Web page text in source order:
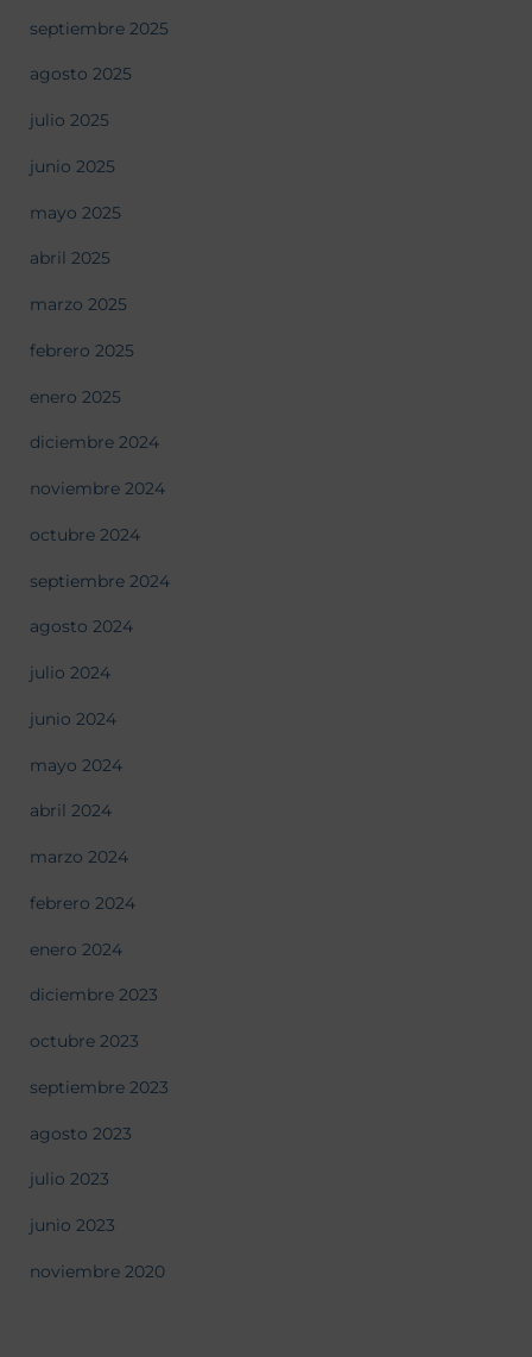
septiembre 2025
agosto 2025
julio 2025
junio 2025
mayo 2025
abril 2025
marzo 2025
febrero 2025
enero 2025
diciembre 2024
noviembre 2024
octubre 2024
septiembre 2024
agosto 2024
julio 2024
junio 2024
mayo 2024
abril 2024
marzo 2024
febrero 2024
enero 2024
diciembre 2023
octubre 2023
septiembre 2023
agosto 2023
julio 2023
junio 2023
noviembre 2020